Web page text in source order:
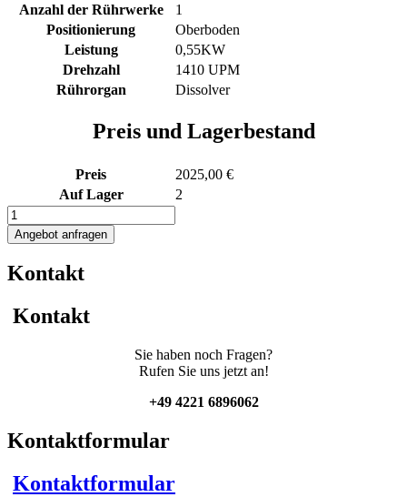
Anzahl der Rührwerke
1
Positionierung
Oberboden
Leistung
0,55KW
Drehzahl
1410 UPM
Rührorgan
Dissolver
Preis und Lagerbestand
Preis
2025,00 €
Auf Lager
2
57L
Edelstahl
Rührwerksbehälter
Dissolver
Angebot anfragen
Kontakt
Kontakt
Sie haben noch Fragen?
Rufen Sie uns jetzt an!
+49 4221 6896062
Kontaktformular
Kontaktformular